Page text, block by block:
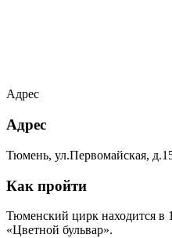
Адрес
Адрес
Тюмень, ул.Первомайская,
Как пройти
Тюменский цирк находится в
«Цветной бульвар».